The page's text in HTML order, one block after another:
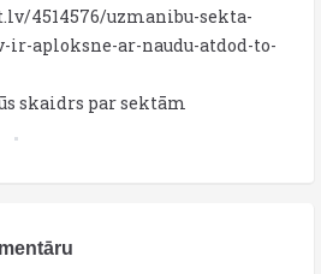
4514576/uzmanibu-sekta-
ir-aploksne-ar-naudu-atdod-to-
skaidrs par sektām